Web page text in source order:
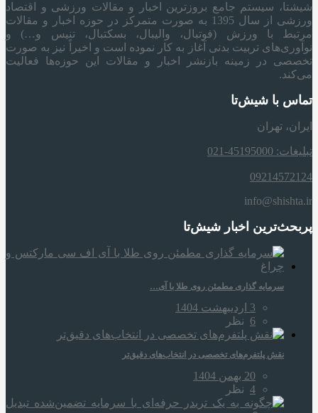
شیشتا، سیستم جامع بروزترین اخبار و مقالات ورزشی و اقتصاد
ورزشی از سال 1395 به صورت متمرکز در حوزه اخبار و مقالات
مرتبط با ورزش (فوتبال، والیبال، بسکتبال، تنیس و…) و
نوآوری‌های تربیت بدنی آغاز به کار نموده است و اخیراً نیز به صورت
تخصصی در زمینه بازنشر اخبار و مقالات این حوزه‌ها فعالیت
می‌کند.
تماس با شیش‌تا
ایران، تهران
تبلیغات: 45195000-021
09214572124
info@shishta.ir
پربحث‌ترین اخبار شیش‌تا
سرمایه‌ گذاری مطمئن روی طلا با آی…
3 اردیبهشت 1404
6 نظر
نقش پلتفرم‌های تخصصی در انتخاب‌های دقیق‌تر
20 بهمن 1404
4 نظر